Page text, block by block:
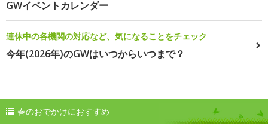
GWイベントカレンダー
連休中の各機関の対応など、気になることをチェック
今年(2026年)のGWはいつからいつまで？
春のおでかけにおすすめ